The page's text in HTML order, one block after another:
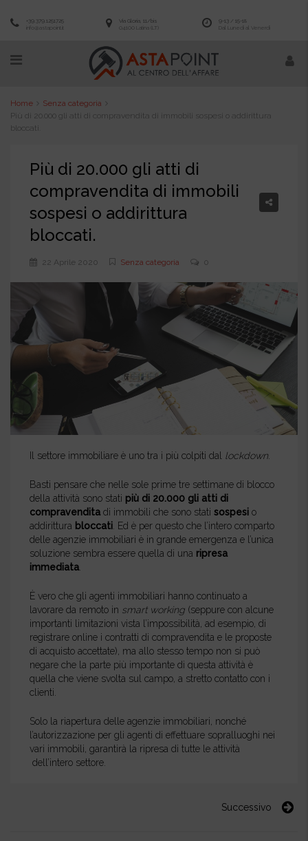
9-13 / 15-18
Dal Lunedì al Venerdì
Via Gloria, 11/bis
04100 Latina (LT)
+39.379.1251725
info@astapoint.it
Home
Senza categoria
Più di 20.000 gli atti di compravendita di immobili sospesi o addirittura
bloccati.
Più di 20.000 gli atti di
compravendita di immobili
sospesi o addirittura
bloccati.
22 Aprile 2020 Senza categoria 0
Il settore immobiliare è uno tra i più colpiti dal lockdown
Basti pensare che nelle sole prime tre settimane di blocco
della attività sono stati più di 20.000 gli atti di
compravendita di immobili che sono stati sospesi o
addirittura bloccati . Ed è per questo che l’intero comparto
delle agenzie immobiliari è in grande emergenza e l’unica
soluzione sembra essere quella di una ripresa
immediata
È vero che gli agenti immobiliari hanno continuato a
lavorare da remoto in smart working (seppure con alcune
importanti limitazioni vista l’impossibilità, ad esempio, di
registrare online i contratti di compravendita e le proposte
di acquisto accettate), ma allo stesso tempo non si può
negare che la parte più importante di questa attività è
quella che viene svolta sul campo, a stretto contatto con i
clienti.
Solo la riapertura delle agenzie immobiliari, nonché
l’autorizzazione per gli agenti di effettuare sopralluoghi nei
vari immobili, garantirà la ripresa di tutte le attività
dell’intero settore.
Successivo